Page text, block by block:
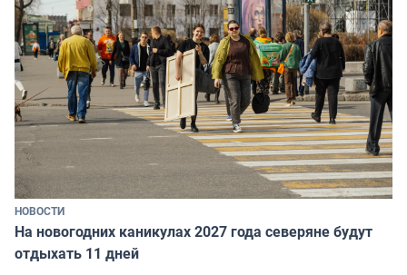
НОВОСТИ
На новогодних каникулах 2027 года северяне будут
отдыхать 11 дней